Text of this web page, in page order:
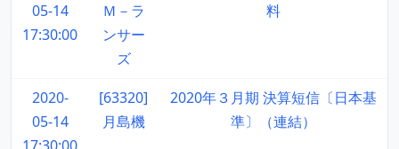
05-14
17:30:00
Ｍ－ラ
ンサー
ズ
料
2020-
05-14
[63320]
月島機
2020年３月期 決算短信〔日本基
準〕（連結）